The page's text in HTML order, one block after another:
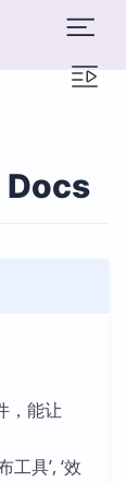
Docs
，能让
工具’, ‘效